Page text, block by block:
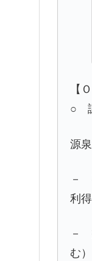
【
○
源
－
利
－
む